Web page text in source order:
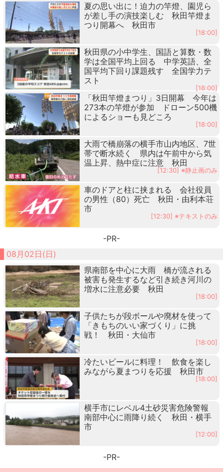
夏の思い出に！迫力の竿燈、園児ら
が差し手の演技楽しむ 秋田竿燈ま
つり開幕へ 秋田市
[18:00]
秋田県の小中学生、国語と算数・数
学は全国平均上回る 中学英語、全
国平均下回り課題残す 全国学力テ
スト
[18:00]
「秋田竿燈まつり」3日開幕 今年は
273本の竿燈が参加 ドローン500機
によるショーも見どころ
[18:00]
大雨で橋崩落の横手市山内地区、7世
帯で断水続く 県内は午前中から気
温上昇、熱中症に注意 秋田
[12:30] ※静止画のみ
車のドアと柱に挟まれる 会社役員
の男性（80）死亡 秋田・由利本荘
市
[12:30] ※テキストのみ
-PR-
08月02日(日)
県南部を中心に大雨 橋が流される
被害も発生するなど引き続き河川の
増水に注意必要 秋田
[18:00]
子供たちが段ボールや廃材を使って
「きもちのいい家づくり」に挑
戦！ 秋田・大仙市
[18:00]
冷たいビールに料理！ 飲食を楽し
みながら夏まつりを応援 秋田市
[18:00]
横手市にレベル4土砂災害危険警報
南部中心に雨降り続く 秋田・横手
市
[12:00]
-PR-